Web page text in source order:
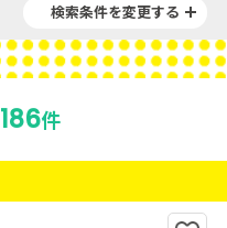
検索条件を変更する
186件